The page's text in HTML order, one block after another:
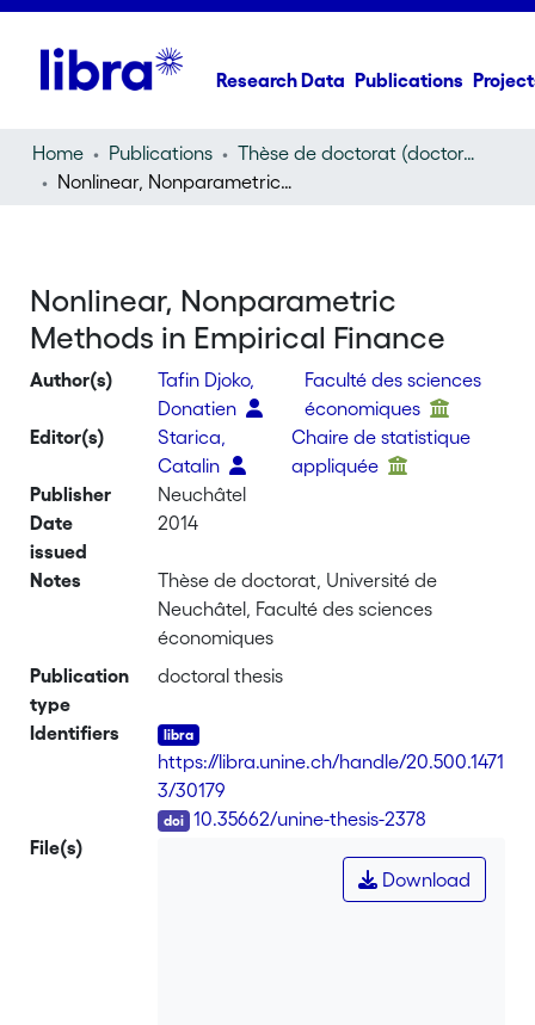
Research Data Publications
Home Publications
Thèse de doctorat (doctoral thesis)
Nonlinear, Nonparametric Methods in Empirical Finance
Nonlinear, Nonparametric
Methods in Empirical Finance
Author(s)
Tafin Djoko,
Donatien
Faculté des sciences
économiques
Editor(s)
Starica,
Catalin
Chaire de statistique
appliquée
Publisher
Neuchâtel
Date
issued
2014
Notes
Thèse de doctorat, Université de
Neuchâtel, Faculté des sciences
économiques
Publication
type
doctoral thesis
Identifiers
https://libra.unine.ch/handle/20.500.1471
3/30179
10.35662/unine-thesis-2378
File(s)
Download